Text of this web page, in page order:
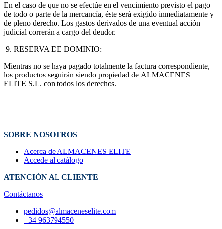
En el caso de que no se efectúe en el vencimiento previsto el pago
de todo o parte de la mercancía, éste será exigido inmediatamente y
de pleno derecho. Los gastos derivados de una eventual acción
judicial correrán a cargo del deudor.
9. RESERVA DE DOMINIO:
Mientras no se haya pagado totalmente la factura correspondiente,
los productos seguirán siendo propiedad de ALMACENES
ELITE S.L. con todos los derechos.
SOBRE NOSOTROS
Acerca de ALMACENES ELITE
Accede al catálogo
ATENCIÓN AL CLIENTE
Contáctanos
pedidos@almaceneselite.com
+34 963794550